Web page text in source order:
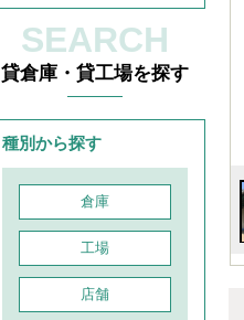
SEARCH
貸倉庫・貸工場を探す
種別から探す
倉庫
工場
店舗